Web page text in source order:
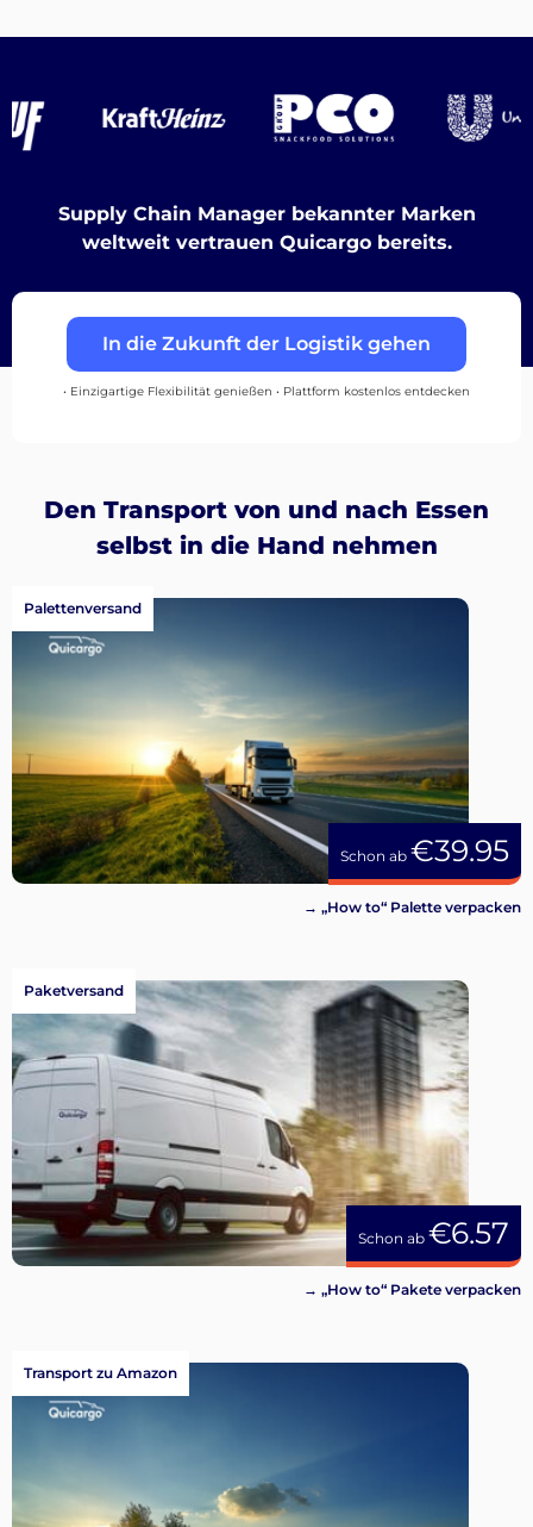
Entdecken
Einloggen
Supply Chain Manager bekannter Marken
weltweit vertrauen Quicargo bereits.
In die Zukunft der Logistik gehen
• Einzigartige Flexibilität genießen • Plattform kostenlos entdecken
Den Transport von und nach Essen
selbst in die Hand nehmen
Schon ab €39.95
Palettenversand
→ „How to“ Palette verpacken
Schon ab €6.57
Paketversand
→ „How to“ Pakete verpacken
Transport zu Amazon